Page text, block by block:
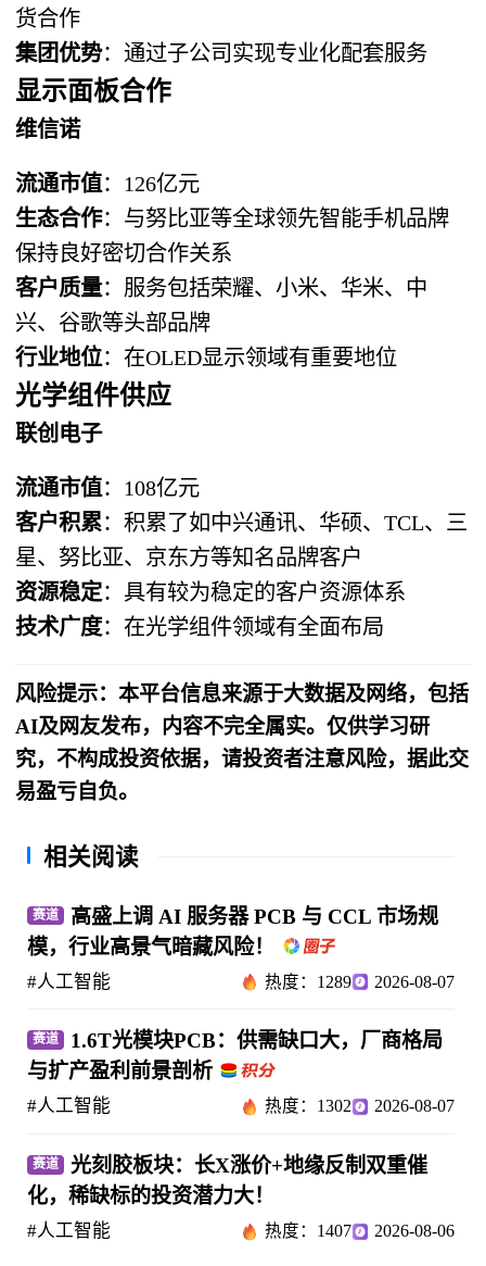
货合作
集团优势：通过子公司实现专业化配套服务
显示面板合作
维信诺
流通市值：126亿元
生态合作：与努比亚等全球领先智能手机品牌
保持良好密切合作关系
客户质量：服务包括荣耀、小米、华米、中
兴、谷歌等头部品牌
行业地位：在OLED显示领域有重要地位
光学组件供应
联创电子
流通市值：108亿元
客户积累：积累了如中兴通讯、华硕、TCL、三
星、努比亚、京东方等知名品牌客户
资源稳定：具有较为稳定的客户资源体系
技术广度：在光学组件领域有全面布局
风险提示：本平台信息来源于大数据及网络，包括
AI及网友发布，内容不完全属实。仅供学习研
究，不构成投资依据，请投资者注意风险，据此交
易盈亏自负。
相关阅读
赛道
高盛上调 AI 服务器 PCB 与 CCL 市场规
模，行业高景气暗藏风险！
#人工智能 热度：1289 2026-08-07
赛道
1.6T光模块PCB：供需缺口大，厂商格局
与扩产盈利前景剖析
#人工智能 热度：1302 2026-08-07
赛道
光刻胶板块：长X涨价+地缘反制双重催
化，稀缺标的投资潜力大！
#人工智能 热度：1407 2026-08-06